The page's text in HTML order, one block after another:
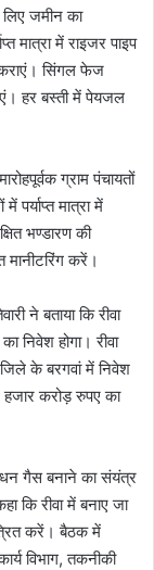
जमीन का
मात्रा में राइजर पाइप
सिंगल फेज
हर बस्ती में पेयजल
ग्राम पंचायतों
मात्रा में
भण्डारण की
मानीटरिंग करें।
ने बताया कि रीवा
निवेश होगा। रीवा
के बरगवां में निवेश
हजार करोड़ रुपए का
गैस बनाने का संयंत्र
कि रीवा में बनाए जा
करें। बैठक में
विभाग, तकनीकी